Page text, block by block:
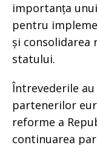
importanța
pentru
și consolidarea
statului.
Întrevederile
partenerilor
reforme a
continuarea